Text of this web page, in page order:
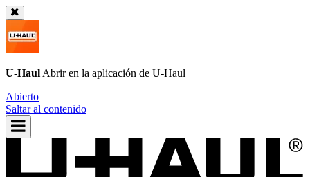
U-Haul Abrir en la aplicación de U-Haul
Abierto
Saltar al contenido